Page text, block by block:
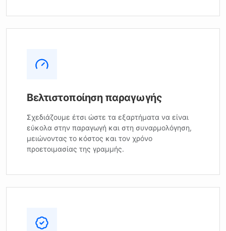
Βελτιστοποίηση παραγωγής
Σχεδιάζουμε έτσι ώστε τα εξαρτήματα να είναι
εύκολα στην παραγωγή και στη συναρμολόγηση,
μειώνοντας το κόστος και τον χρόνο
προετοιμασίας της γραμμής.